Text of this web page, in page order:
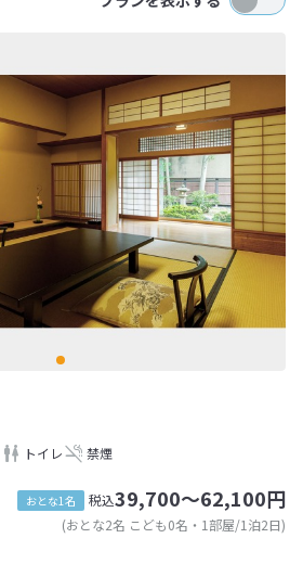
トイレ 禁煙
おとな1名 税込39,700～62,100円
(おとな2名 こども0名・1部屋/1泊2日)